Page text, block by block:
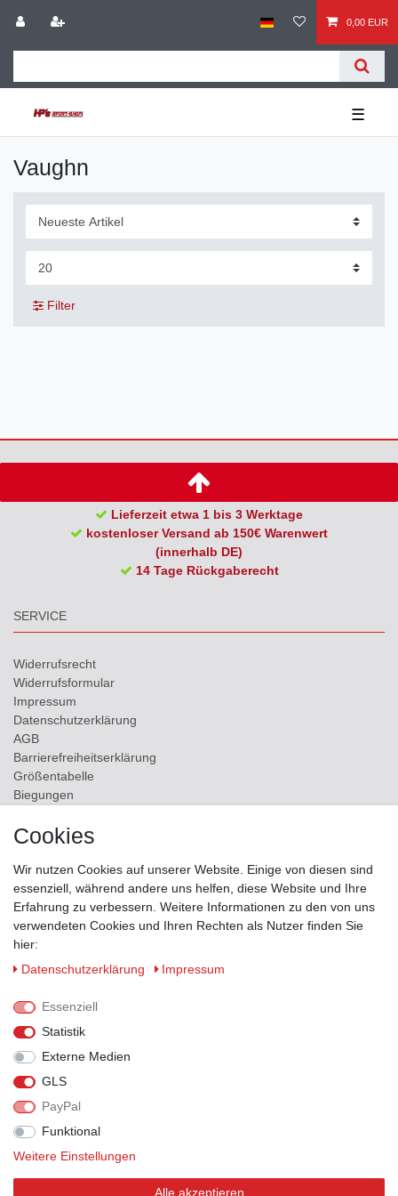
0,00 EUR
☰
Vaughn
Filter
Lieferzeit etwa 1 bis 3 Werktage
kostenloser Versand ab 150€ Warenwert
(innerhalb DE)
14 Tage Rückgaberecht
SERVICE
Widerrufs­recht
Widerrufs­formular
Impressum
Daten­schutz­erklärung
AGB
Barrierefreiheitserklärung
Größentabelle
Biegungen
Kontakt
ZAHLUNGSMÖGLICHKEITEN
VERSANDPARTNER
Cookies
Wir nutzen Cookies auf unserer Website. Einige von diesen sind
essenziell, während andere uns helfen, diese Website und Ihre
Erfahrung zu verbessern. Weitere Informationen zu den von uns
verwendeten Cookies und Ihren Rechten als Nutzer finden Sie
hier:
Daten­schutz­erklärung
Impressum
Essenziell
Statistik
Externe Medien
GLS
PayPal
Funktional
Weitere Einstellungen
Alle akzeptieren